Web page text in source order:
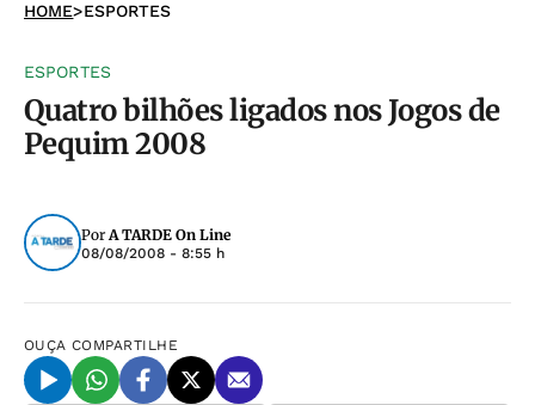
HOME>ESPORTES
ESPORTES
Quatro bilhões ligados nos Jogos de
Pequim 2008
PorA TARDE On Line
08/08/2008 - 8:55 h
OUÇA COMPARTILHE